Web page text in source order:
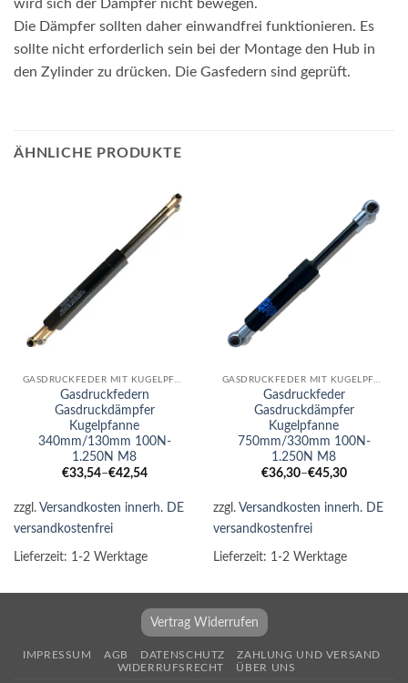
wird sich der Dämpfer nicht bewegen.
Die Dämpfer sollten daher einwandfrei funktionieren. Es
sollte nicht erforderlich sein bei der Montage den Hub in
den Zylinder zu drücken. Die Gasfedern sind geprüft.
ÄHNLICHE PRODUKTE
GASDRUCKFEDER MIT KUGELPFANNE
Gasdruckfedern
Gasdruckdämpfer
Kugelpfanne
340mm/130mm 100N-
1.250N M8
€33,54–€42,54
zzgl. Versandkosten innerh. DE
versandkostenfrei
Lieferzeit: 1-2 Werktage
GASDRUCKFEDER MIT KUGELPFANNE
Gasdruckfeder
Gasdruckdämpfer
Kugelpfanne
750mm/330mm 100N-
1.250N M8
€36,30–€45,30
zzgl. Versandkosten innerh. DE
versandkostenfrei
Lieferzeit: 1-2 Werktage
Vertrag Widerrufen
IMPRESSUM AGB DATENSCHUTZ
ZAHLUNG UND VERSAND
WIDERRUFSRECHT
ÜBER UNS